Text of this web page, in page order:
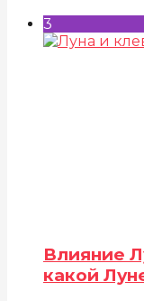
3
Влияние
какой